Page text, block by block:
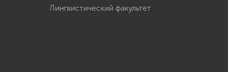
Лингвистический факультет